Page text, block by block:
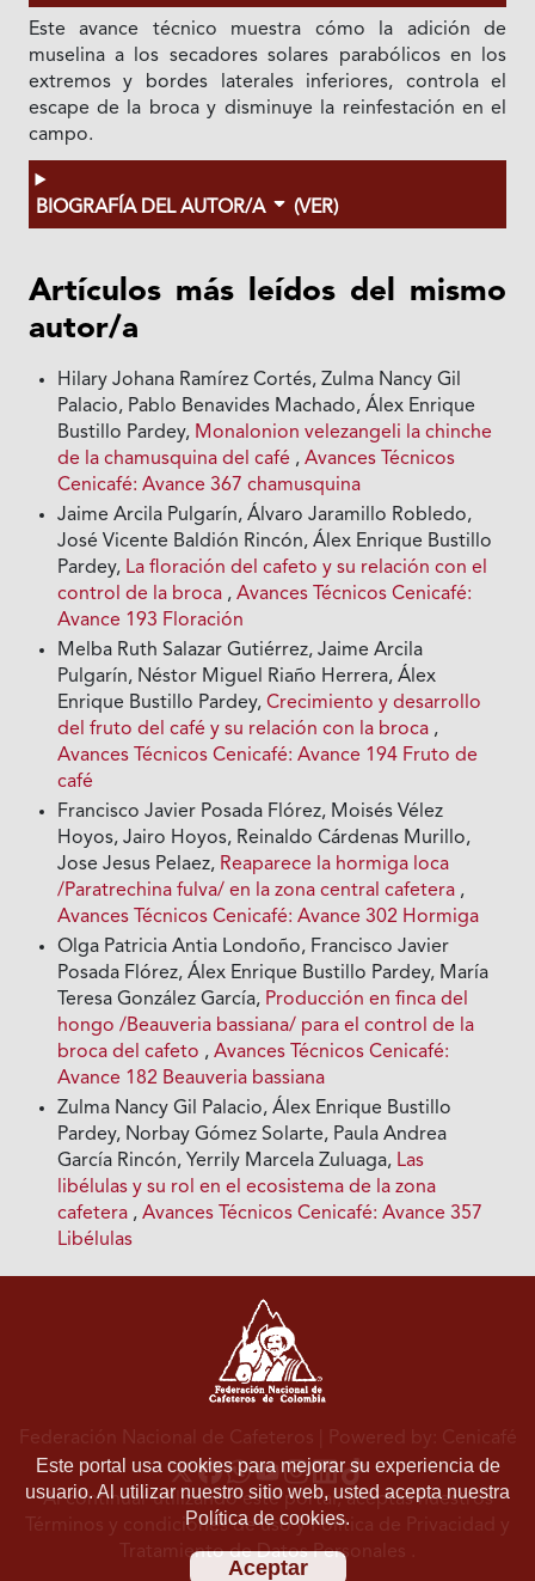
Este avance técnico muestra cómo la adición de
muselina a los secadores solares parabólicos en los
extremos y bordes laterales inferiores, controla el
escape de la broca y disminuye la reinfestación en el
campo.
BIOGRAFÍA DEL AUTOR/A (VER)
Artículos más leídos del mismo
autor/a
Hilary Johana Ramírez Cortés, Zulma Nancy Gil
Palacio, Pablo Benavides Machado, Álex Enrique
Bustillo Pardey, Monalonion velezangeli la chinche
de la chamusquina del café ,Avances Técnicos
Cenicafé: Avance 367 chamusquina
Jaime Arcila Pulgarín, Álvaro Jaramillo Robledo,
José Vicente Baldión Rincón, Álex Enrique Bustillo
Pardey, La floración del cafeto y su relación con el
control de la broca ,Avances Técnicos Cenicafé:
Avance 193 Floración
Melba Ruth Salazar Gutiérrez, Jaime Arcila
Pulgarín, Néstor Miguel Riaño Herrera, Álex
Enrique Bustillo Pardey,Crecimiento y desarrollo
del fruto del café y su relación con la broca ,
Avances Técnicos Cenicafé: Avance 194 Fruto de
café
Francisco Javier Posada Flórez, Moisés Vélez
Hoyos, Jairo Hoyos, Reinaldo Cárdenas Murillo,
Jose Jesus Pelaez, Reaparece la hormiga loca
/Paratrechina fulva/ en la zona central cafetera ,
Avances Técnicos Cenicafé: Avance 302 Hormiga
Olga Patricia Antia Londoño, Francisco Javier
Posada Flórez, Álex Enrique Bustillo Pardey, María
Teresa González García, Producción en finca del
hongo /Beauveria bassiana/ para el control de la
broca del cafeto ,Avances Técnicos Cenicafé:
Avance 182 Beauveria bassiana
Zulma Nancy Gil Palacio, Álex Enrique Bustillo
Pardey, Norbay Gómez Solarte, Paula Andrea
García Rincón, Yerrily Marcela Zuluaga, Las
libélulas y su rol en el ecosistema de la zona
cafetera ,Avances Técnicos Cenicafé: Avance 357
Libélulas
Este portal usa cookies para mejorar su experiencia de
usuario. Al utilizar nuestro sitio web, usted acepta nuestra
Política de cookies.
Aceptar
Federación Nacional de Cafeteros | Powered by: Cenicafé
Al continuar utilizando este portal, aceptas nuestros
Términos y condiciones de usoyPolítica de Privacidad y
Tratamiento de Datos Personales